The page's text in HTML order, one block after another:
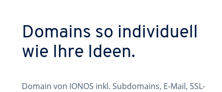
Domains so individuell
wie Ihre Ideen.
Domain von IONOS inkl. Subdomains, E-Mail, SSL-